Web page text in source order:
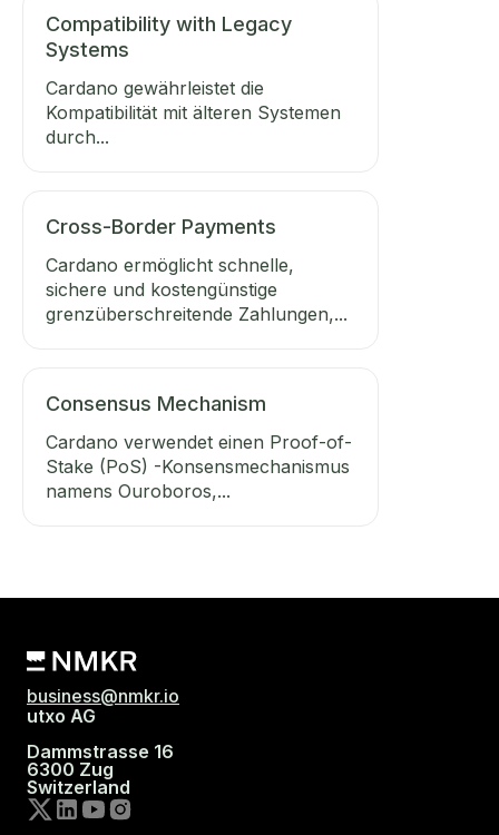
Compatibility with Legacy
Systems
Cardano gewährleistet die
Kompatibilität mit älteren Systemen
durch...
Cross-Border Payments
Cardano ermöglicht schnelle,
sichere und kostengünstige
grenzüberschreitende Zahlungen,...
Consensus Mechanism
Cardano verwendet einen Proof-of-
Stake (PoS) -Konsensmechanismus
namens Ouroboros,...
business@nmkr.io
utxo AG
Dammstrasse 16
6300 Zug
Switzerland